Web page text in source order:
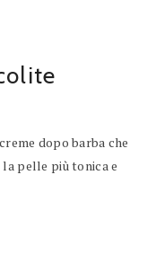
dopo barba che
pelle più tonica e